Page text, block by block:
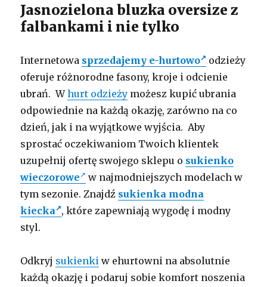
Jasnozielona bluzka oversize z
falbankami i nie tylko
Internetowa sprzedajemy e-hurtowo
odzieży
oferuje różnorodne fasony, kroje i odcienie
ubrań. Whurt odzieży możesz kupić ubrania
odpowiednie na każdą okazję, zarówno na co
dzień, jak i na wyjątkowe wyjścia. Aby
sprostać oczekiwaniom Twoich klientek
uzupełnij ofertę swojego sklepu o sukienko
wieczorowe
w najmodniejszych modelach w
tym sezonie. Znajdź sukienka modna
kiecka , które zapewniają wygodę i modny
styl.
Odkryj sukienki w ehurtowni na absolutnie
każdą okazję i podaruj sobie komfort noszenia